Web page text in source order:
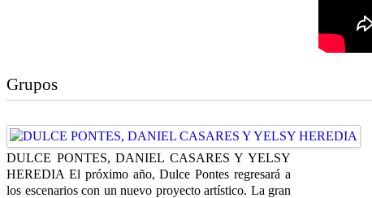
Grupos
DULCE PONTES, DANIEL CASARES Y YELSY
HEREDIA El próximo año, Dulce Pontes regresará a
los escenarios con un nuevo proyecto artístico. La gran